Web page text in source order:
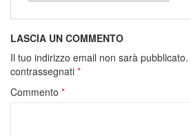
LASCIA UN COMMENTO
Il tuo indirizzo email non sarà pubblicato.
contrassegnati *
Commento *